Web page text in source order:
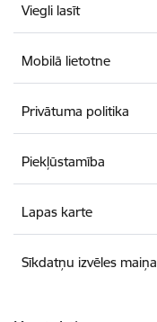
Viegli lasīt
Mobilā lietotne
Privātuma politika
Piekļūstamība
Lapas karte
Sīkdatņu izvēles maiņa